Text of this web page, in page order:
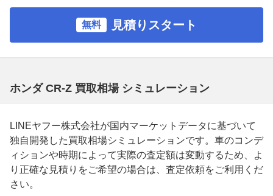
無料 見積りスタート
ホンダ CR-Z 買取相場 シミュレーション
LINEヤフー株式会社が国内マーケットデータに基づいて
独自開発した買取相場シミュレーションです。車のコンデ
ィションや時期によって実際の査定額は変動するため、よ
り正確な見積りをご希望の場合は、査定依頼をご利用くだ
さい。